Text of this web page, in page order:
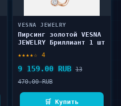
VESNA JEWELRY
Пирсинг золотой VESNA
JEWELRY Бриллиант 1 шт
★★★★☆ 4
9 159.00 RUB 13
470.00 RUB
🛒 Купить